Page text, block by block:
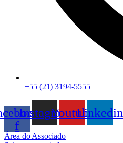
+55 (21) 3194-5555
f
InstagramYoutubeLinkedin
Área do Associado